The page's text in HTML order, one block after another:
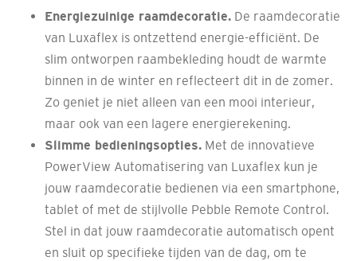
Energiezuinige raamdecoratie. De raamdecoratie
van Luxaflex is ontzettend energie-efficiënt. De
slim ontworpen raambekleding houdt de warmte
binnen in de winter en reflecteert dit in de zomer.
Zo geniet je niet alleen van een mooi interieur,
maar ook van een lagere energierekening.
Slimme bedieningsopties. Met de innovatieve
PowerView Automatisering van Luxaflex kun je
jouw raamdecoratie bedienen via een smartphone,
tablet of met de stijlvolle Pebble Remote Control.
Stel in dat jouw raamdecoratie automatisch opent
en sluit op specifieke tijden van de dag, om te